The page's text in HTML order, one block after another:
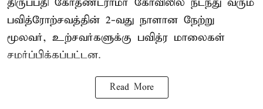
திருப்பதி கோதண்டராமர் கோவிலில் நடந்து வரும்
பவித்ரோற்சவத்தின் 2-வது நாளான நேற்று
மூலவர், உற்சவர்களுக்கு பவித்ர மாலைகள்
சமர்ப்பிக்கப்பட்டன.
Read More